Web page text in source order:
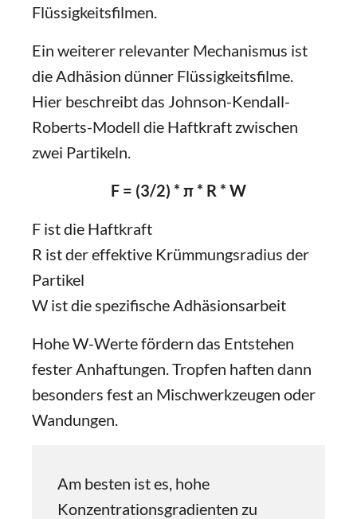
Flüssigkeitsfilmen.
Ein weiterer relevanter Mechanismus ist
die Adhäsion dünner Flüssigkeitsfilme.
Hier beschreibt das Johnson-Kendall-
Roberts-Modell die Haftkraft zwischen
zwei Partikeln.
F = (3/2) * π * R * W
F ist die Haftkraft
R ist der effektive Krümmungsradius der
Partikel
W ist die spezifische Adhäsionsarbeit
Hohe W-Werte fördern das Entstehen
fester Anhaftungen. Tropfen haften dann
besonders fest an Mischwerkzeugen oder
Wandungen.
Am besten ist es, hohe
Konzentrationsgradienten zu